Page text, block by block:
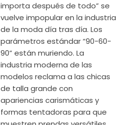
importa después de todo” se
vuelve impopular en la industria
de la moda día tras día. Los
parámetros estándar “90-60-
90” están muriendo. La
industria moderna de las
modelos reclama a las chicas
de talla grande con
apariencias carismáticas y
formas tentadoras para que